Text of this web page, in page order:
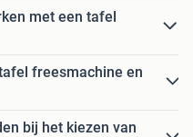
met een tafel
freesmachine en
bij het kiezen van